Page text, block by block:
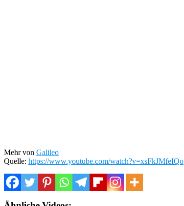
Mehr von Galileo
Quelle: https://www.youtube.com/watch?v=xsFkJMfeIQo